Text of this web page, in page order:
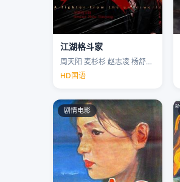
江湖格斗家
周天阳 麦杉杉 赵志凌 杨舒米 …
HD国语
剧情电影